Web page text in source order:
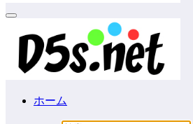
ホーム